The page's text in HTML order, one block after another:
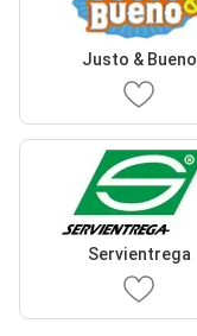
Justo & Bueno
Servientrega